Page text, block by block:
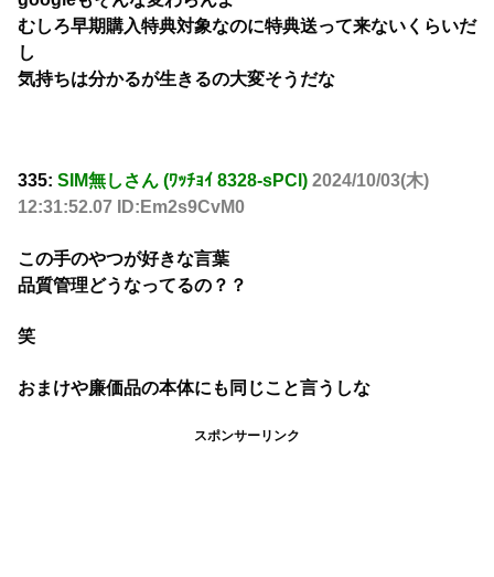
むしろ早期購入特典対象なのに特典送って来ないくらいだ
し
気持ちは分かるが生きるの大変そうだな
335: SIM無しさん (ﾜｯﾁｮｲ 8328-sPCl) 2024/10/03(木)
12:31:52.07 ID:Em2s9CvM0
この手のやつが好きな言葉
品質管理どうなってるの？？
笑
おまけや廉価品の本体にも同じこと言うしな
スポンサーリンク